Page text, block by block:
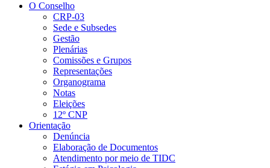
O Conselho
CRP-03
Sede e Subsedes
Gestão
Plenárias
Comissões e Grupos
Representações
Organograma
Notas
Eleições
12º CNP
Orientação
Denúncia
Elaboração de Documentos
Atendimento por meio de TIDC